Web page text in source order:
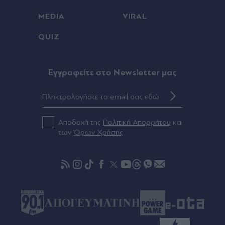
Πριν 27 λεπτά
21:00 από τις 8 Αυγούστου
Πριν 28 λεπτά
Φορλάν ανέλαβε την εθνική ομάδα!
Πριν 30 λεπτά
ΗΠΑ: Διχασμός στους Δημοκρατικούς μετά από
άλλη μια νίκη της λαϊκίστικης αριστεράς
MEDIA VIRAL
QUIZ
Eγγραφείτε στο Newsletter μας
Αποδοχή της Πολιτική Απορρήτου και
τωνΌρων Χρήσης